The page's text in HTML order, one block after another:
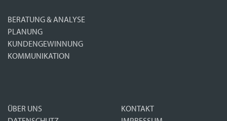
BERATUNG & ANALYSE
PLANUNG
KUNDENGEWINNUNG
KOMMUNIKATION
ÜBER UNS
KONTAKT